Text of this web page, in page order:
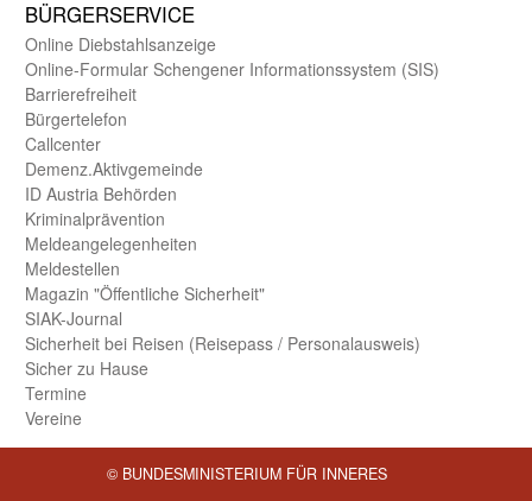
BÜRGER­SERVICE
Online Diebstahls­anzeige
Online-Formular Schengener Informationssystem (SIS)
Barriere­freiheit
Bürger­telefon
Call­center
Demenz.Aktiv­gemeinde
ID Austria Behörden
Kriminal­prävention
Melde­an­ge­le­gen­heiten
Meld­estellen
Magazin "Öffentliche Sicherheit"
SIAK-Journal
Sicherheit bei Reisen (Reise­pass / Personal­ausweis)
Sicher zu Hause
Termine
Vereine
© BUNDESMINISTERIUM FÜR INNERES